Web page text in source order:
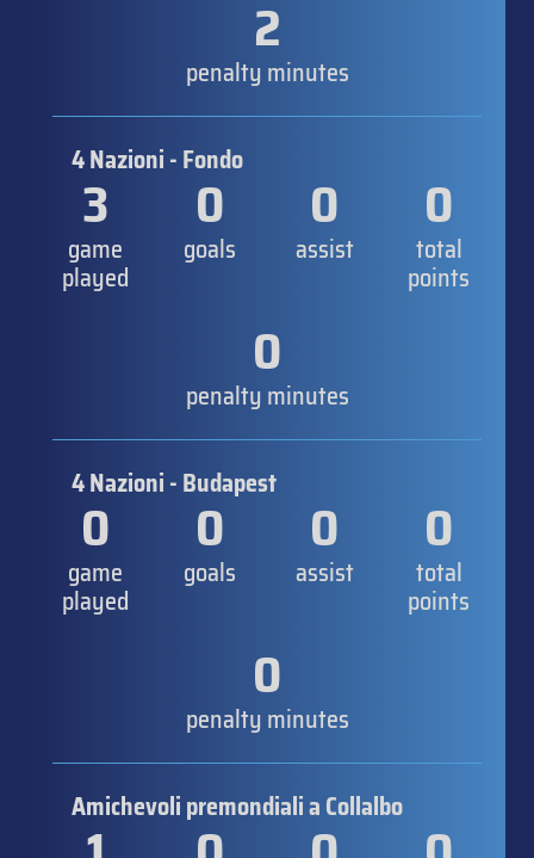
2
penalty minutes
4 Nazioni - Fondo
3
game
played
0
goals
0
assist
0
total
points
0
penalty minutes
4 Nazioni - Budapest
0
game
played
0
goals
0
assist
0
total
points
0
penalty minutes
Amichevoli premondiali a Collalbo